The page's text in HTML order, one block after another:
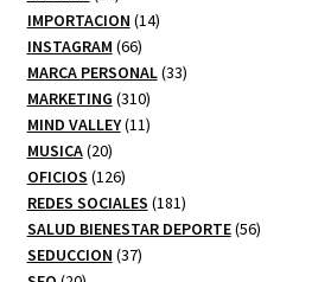
productos
IMPORTACION 1414
INSTAGRAM 6666
productos
MARCA PERSONAL 3333
MARKETING 310310
productos
MIND VALLEY 1111
MUSICA 2020
productos
OFICIOS 126126
productos
REDES SOCIALES 181181
productos
SALUD BIENESTAR DEPORTE 5656
SEDUCCION 3737